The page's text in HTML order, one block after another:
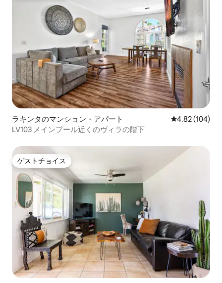
ラキンタのマンション・アパート レビュー104
4.82 (104)
LV103 メインプール近くのヴィラの階下
ゲストチョイス
ゲストチョイス